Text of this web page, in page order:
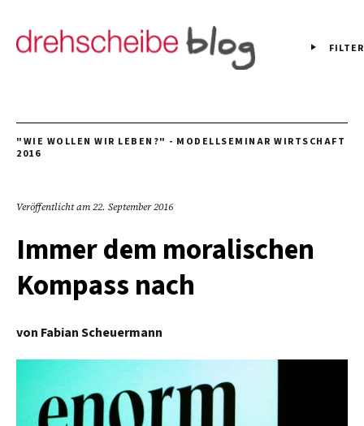
FILTER
"WIE WOLLEN WIR LEBEN?" - MODELLSEMINAR WIRTSCHAFT
2016
Veröffentlicht am22. September 2016
Immer dem moralischen
Kompass nach
von Fabian Scheuermann